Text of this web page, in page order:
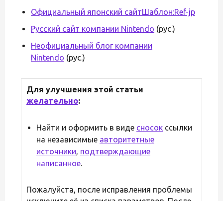
Официальный японский сайтШаблон:Ref-jp
Русский сайт компании Nintendo (рус.)
Неофициальный блог компании
Nintendo (рус.)
Для улучшения этой статьи
желательно:
Найти и оформить в виде сносок ссылки
на независимые авторитетные
источники, подтверждающие
написанное.
Пожалуйста, после исправления проблемы